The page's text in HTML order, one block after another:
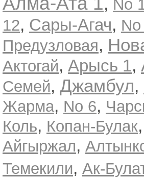
No
12, Сары-Агач,
Предузловая,
Актогай, Арысь 1,
Семей, Джамбул,
Жарма, No 6,
Коль, Копан-Булак,
Айгыржал,
Темекили, Ак-